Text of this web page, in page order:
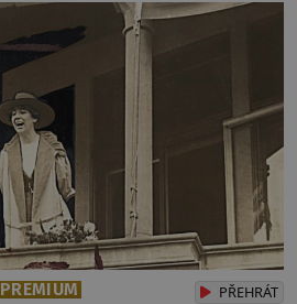
PREMIUM PŘEHRÁT